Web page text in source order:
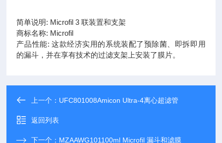
简单说明: Microfil 3 联装置和支架
商标名称: Microfil
产品性能: 这款经济实用的系统装配了预除菌、即拆即用
的漏斗，并在享有技术的过滤支架上安装了膜片。
上一个： UFC801008Amicon Ultra-4离心超滤管
返回列表
下一个： MZAAWG101100ml Microfil 漏斗和滤膜